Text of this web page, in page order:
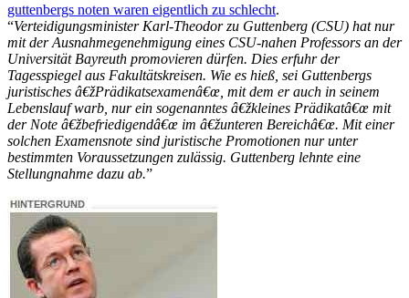
guttenbergs noten waren eigentlich zu schlecht.
“Verteidigungsminister Karl-Theodor zu Guttenberg (CSU) hat nur
mit der Ausnahmegenehmigung eines CSU-nahen Professors an der
Universität Bayreuth promovieren dürfen. Dies erfuhr der
Tagesspiegel aus Fakultätskreisen. Wie es hieß, sei Guttenbergs
juristisches â€žPrädikatsexamenâ€œ, mit dem er auch in seinem
Lebenslauf warb, nur ein sogenanntes â€žkleines Prädikatâ€œ mit
der Note â€žbefriedigendâ€œ im â€žunteren Bereichâ€œ. Mit einer
solchen Examensnote sind juristische Promotionen nur unter
bestimmten Voraussetzungen zulässig. Guttenberg lehnte eine
Stellungnahme dazu ab.”